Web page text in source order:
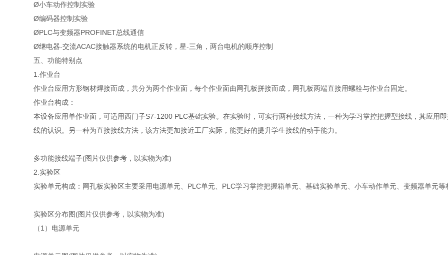
Ø小车动作控制实验
Ø编码器控制实验
ØPLC与变频器PROFINET总线通信
Ø继电器-交流ACAC接触器系统的电机正反转，星-三角，两台电机的顺序控制
五、功能特别点
1.作业台
作业台应用方形钢材焊接而成，共分为两个作业面，每个作业面由网孔板拼接而成，网孔板两端直接用螺栓与作业台固定。
作业台构成：
本设备应用单作业面，可适用西门子S7-1200 PLC基础实验。在实验时，可实行两种接线方法，一种为学习掌控把握型接线，其应用
线的认识。另一种为直接接线方法，该方法更加接近工厂实际，能更好的提升学生接线的动手能力。
多功能接线端子(图片仅供参考，以实物为准)
2.实验区
实验单元构成：网孔板实验区主要采用电源单元、PLC单元、PLC学习掌控把握箱单元、基础实验单元、小车动作单元、变频器单元等
实验区分布图(图片仅供参考，以实物为准)
（1）电源单元